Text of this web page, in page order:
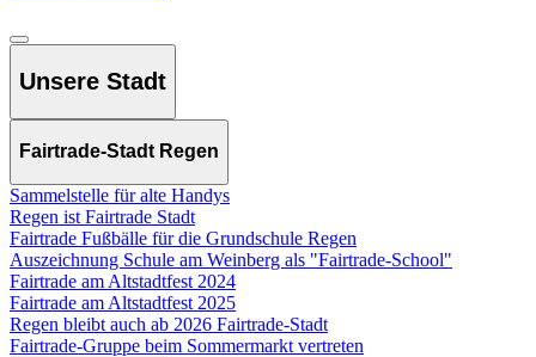
Unsere Stadt
Fairtrade-Stadt Regen
Sammelstelle für alte Handys
Regen ist Fairtrade Stadt
Fairtrade Fußbälle für die Grundschule Regen
Auszeichnung Schule am Weinberg als "Fairtrade-School"
Fairtrade am Altstadtfest 2024
Fairtrade am Altstadtfest 2025
Regen bleibt auch ab 2026 Fairtrade-Stadt
Fairtrade-Gruppe beim Sommermarkt vertreten